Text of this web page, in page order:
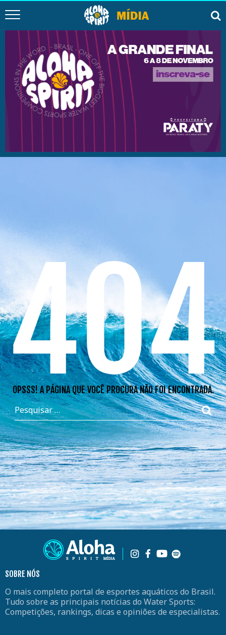
404
OPSSS! A PÁGINA QUE VOCÊ PROCURA NÃO FOI ENCONTRADA.
SOBRE NÓS
O mais completo portal de esportes aquáticos do Brasil.
Tudo sobre as principais notícias do Water Sports:
Competições, rankings, dicas e opiniões de especialistas.